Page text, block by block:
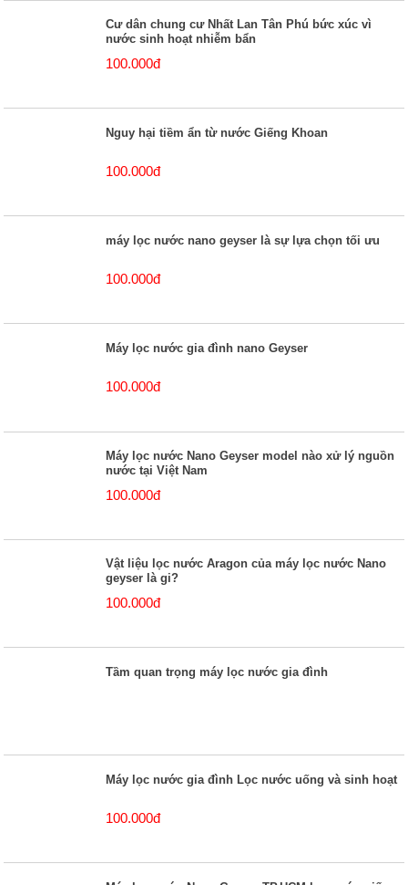
Cư dân chung cư Nhất Lan Tân Phú bức xúc vì
nước sinh hoạt nhiễm bẩn
100.000đ
Nguy hại tiềm ẩn từ nước Giếng Khoan
100.000đ
máy lọc nước nano geyser là sự lựa chọn tối ưu
100.000đ
Máy lọc nước gia đình nano Geyser
100.000đ
Máy lọc nước Nano Geyser model nào xử lý nguồn
nước tại Việt Nam
100.000đ
Vật liệu lọc nước Aragon của máy lọc nước Nano
geyser là gi?
100.000đ
Tầm quan trọng máy lọc nước gia đình
Máy lọc nước gia đình Lọc nước uống và sinh hoạt
100.000đ